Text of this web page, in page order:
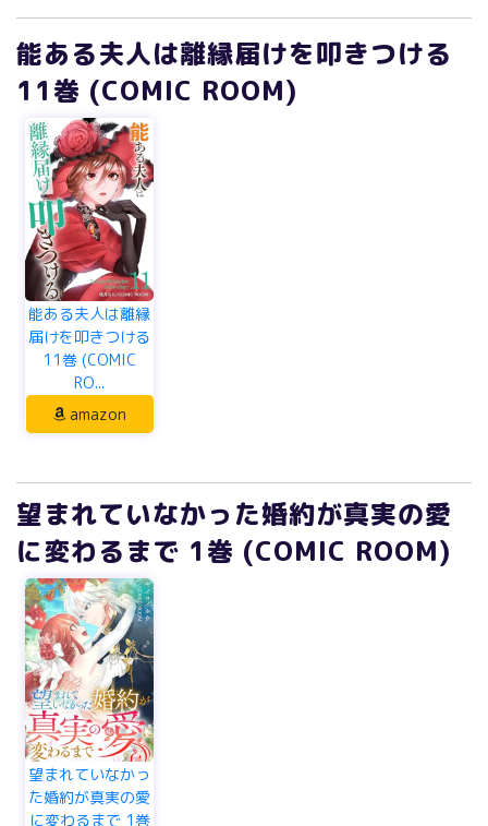
能ある夫人は離縁届けを叩きつける
11巻 (COMIC ROOM)
能ある夫人は離縁
届けを叩きつける
11巻 (COMIC
RO...
amazon
望まれていなかった婚約が真実の愛
に変わるまで 1巻 (COMIC ROOM)
望まれていなかっ
た婚約が真実の愛
に変わるまで 1巻